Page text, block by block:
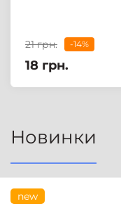
21 грн. -14%
18 грн.
Новинки
new